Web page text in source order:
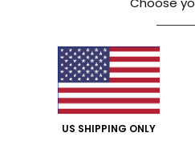
US SHIPPING ONLY